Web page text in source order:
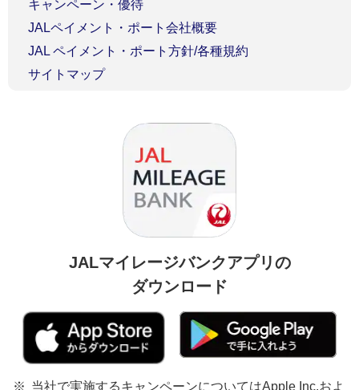
キャンペーン・優待
JALペイメント・ポート会社概要
JAL ペイメント・ポート方針/各種規約
サイトマップ
JALマイレージバンクアプリの
ダウンロード
当社で実施するキャンペーンについてはApple Inc.およ